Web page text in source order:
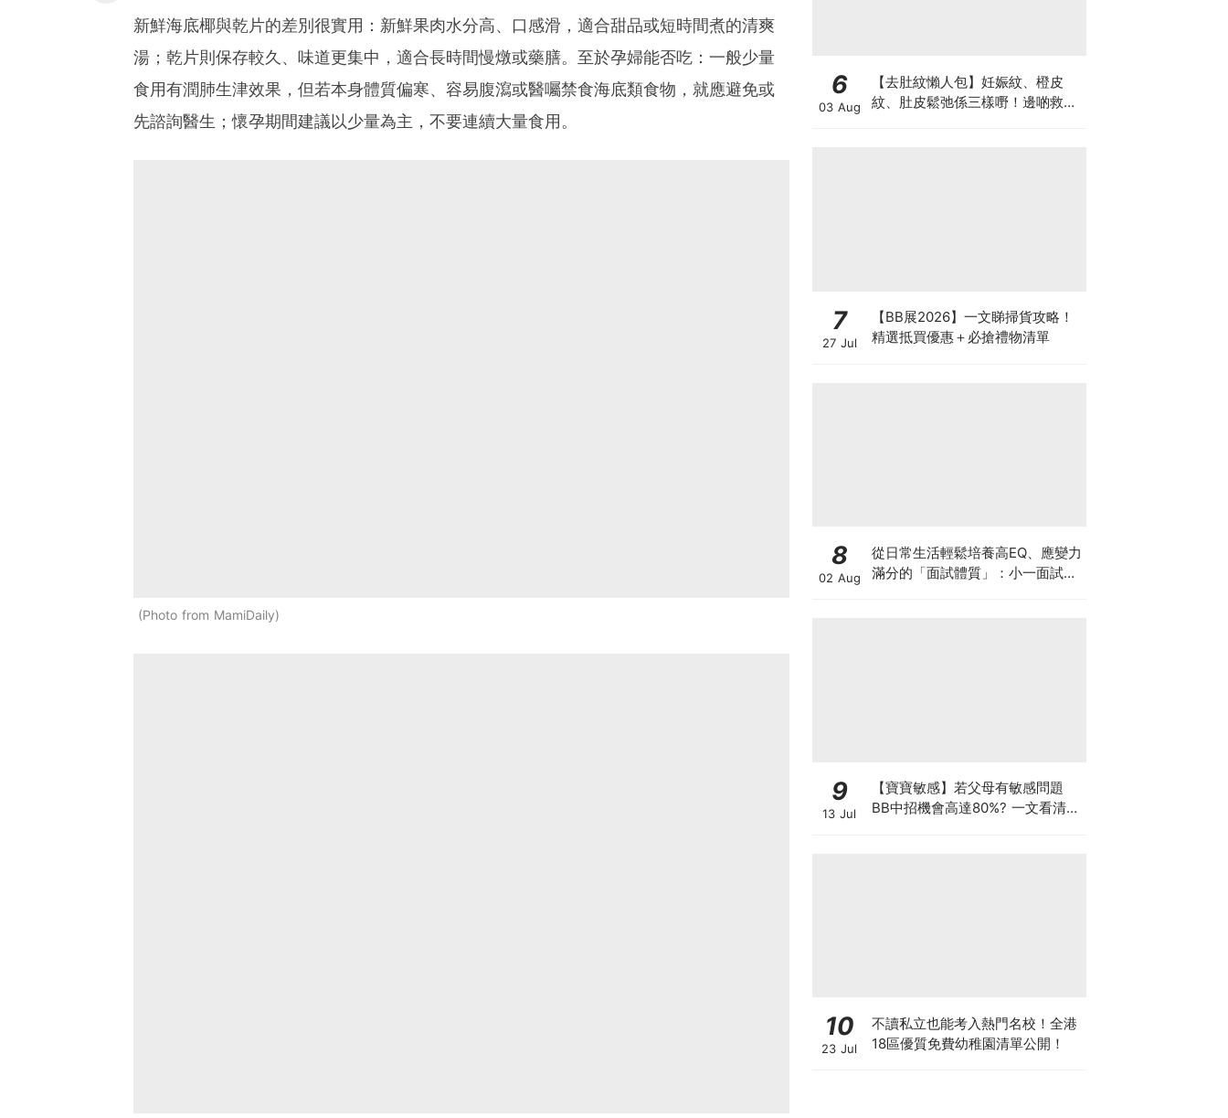
新鮮海底椰與乾片的差別很實用：新鮮果肉水分高、口感滑，適合甜品或短時間煮的清爽
湯；乾片則保存較久、味道更集中，適合長時間慢燉或藥膳。至於孕婦能否吃：一般少量
食用有潤肺生津效果，但若本身體質偏寒、容易腹瀉或醫囑禁食海底類食物，就應避免或
先諮詢醫生；懷孕期間建議以少量為主，不要連續大量食用。
Photo from MamiDaily
6
03 Aug
【去肚紋懶人包】妊娠紋、橙皮
紋、肚皮鬆弛係三樣嘢！邊啲救得
7
27 Jul
【BB展2026】一文睇掃貨攻略！
精選抵買優惠＋必搶禮物清單
8
02 Aug
從日常生活輕鬆培養高EQ、應變力
滿分的「面試體質」：小一面試最
9
13 Jul
【寶寶敏感】若父母有敏感問題
BB中招機會高達80%? 一文看清預
10
23 Jul
不讀私立也能考入熱門名校！全港
18區優質免費幼稚園清單公開！